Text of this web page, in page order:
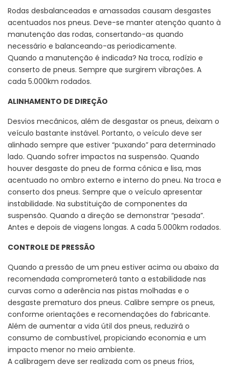
Rodas desbalanceadas e amassadas causam desgastes
acentuados nos pneus. Deve-se manter atenção quanto à
manutenção das rodas, consertando-as quando
necessário e balanceando-as periodicamente.
Quando a manutenção é indicada? Na troca, rodízio e
conserto de pneus. Sempre que surgirem vibrações. A
cada 5.000km rodados.
ALINHAMENTO DE DIREÇÃO
Desvios mecânicos, além de desgastar os pneus, deixam o
veículo bastante instável. Portanto, o veículo deve ser
alinhado sempre que estiver “puxando” para determinado
lado. Quando sofrer impactos na suspensão. Quando
houver desgaste do pneu de forma cônica e lisa, mas
acentuado no ombro externo e interno do pneu. Na troca e
conserto dos pneus. Sempre que o veículo apresentar
instabilidade. Na substituição de componentes da
suspensão. Quando a direção se demonstrar “pesada”.
Antes e depois de viagens longas. A cada 5.000km rodados.
CONTROLE DE PRESSÃO
Quando a pressão de um pneu estiver acima ou abaixo da
recomendada comprometerá tanto a estabilidade nas
curvas como a aderência nas pistas molhadas e o
desgaste prematuro dos pneus. Calibre sempre os pneus,
conforme orientações e recomendações do fabricante.
Além de aumentar a vida útil dos pneus, reduzirá o
consumo de combustível, propiciando economia e um
impacto menor no meio ambiente.
A calibragem deve ser realizada com os pneus frios,